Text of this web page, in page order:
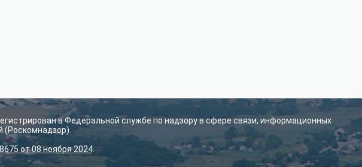
в Федеральной службе по надзору в сфере связи, информационных
(Роскомнадзор).
от 08 ноября 2024.